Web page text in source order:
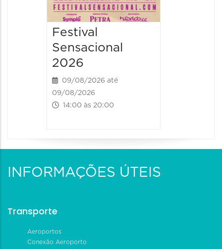
Festival
Sensacional
2026
09/08/2026 até
09/08/2026
14:00 às 20:00
INFORMAÇÕES ÚTEIS
Transporte
Aeroportos
Conexão Aeroporto